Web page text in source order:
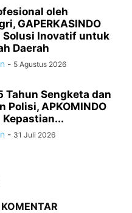
oleh
GAPERKASINDO
Solusi Inovatif untuk
Daerah
- 5 Agustus 2026
Tahun Sengketa dan
Polisi, APKOMINDO
Kepastian...
- 31 Juli 2026